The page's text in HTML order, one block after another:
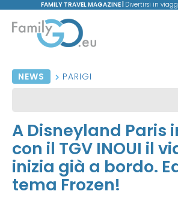
FAMILY TRAVEL MAGAZINE | Divertirsi in
NEWS PARIGI
A Disneyland Paris
con il TGV INOUI il
inizia già a bordo.
tema Frozen!